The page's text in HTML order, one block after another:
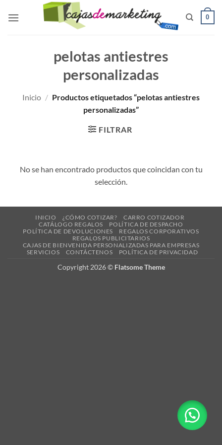
0
pelotas antiestres
personalizadas
Inicio / Productos etiquetados “pelotas antiestres
personalizadas”
FILTRAR
No se han encontrado productos que coincidan con tu
selección.
INICIO ¿CÓMO COTIZAR?
CARRO COTIZADOR
CATÁLOGO REGALOS
POLÍTICA DE DESPACHO
POLÍTICA DE DEVOLUCIONES
REGALOS CORPORATIVOS
REGALOS PUBLICITARIOS
CAJAS DE BIENVENIDA PERSONALIZADAS PARA EMPRESAS
SERVICIOS
CONTÁCTENOS POLÍTICA DE PRIVACIDAD
Copyright 2026 © Flatsome Theme